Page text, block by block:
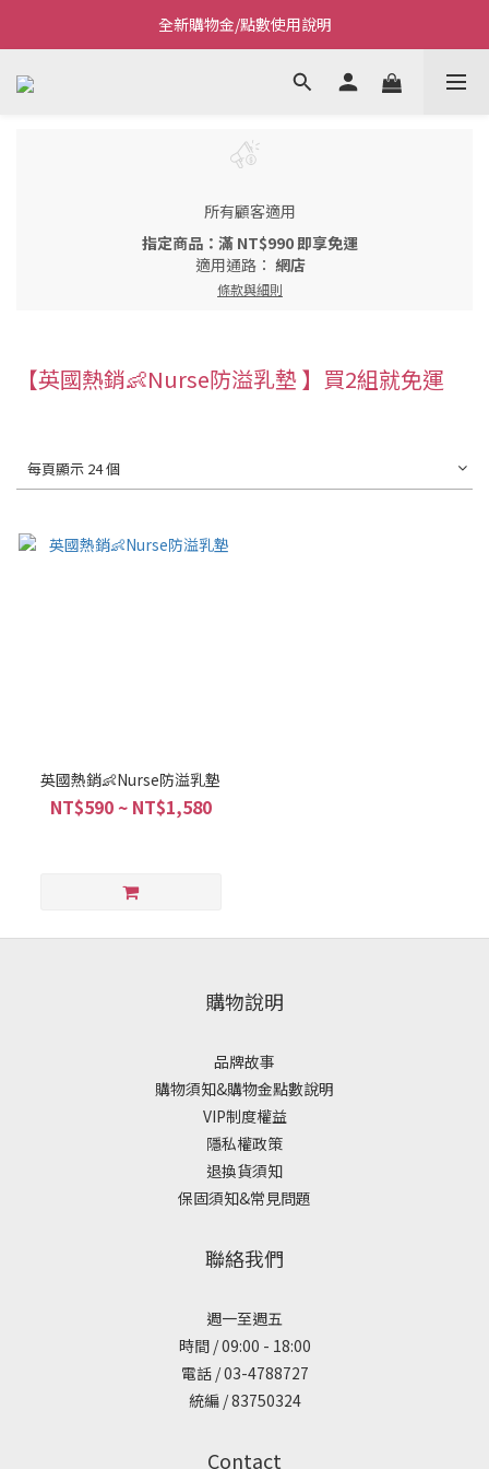
Welcome~私藏生活~
全新購物金/點數使用說明
Welcome~私藏生活~
所有顧客適用
指定商品：滿 NT$990 即享免運
適用通路： 網店
條款與細則
【英國熱銷👶Nurse防溢乳墊 】買2組就免運
每頁顯示 24 個
英國熱銷👶Nurse防溢乳墊
NT$590 ~ NT$1,580
購物說明
品牌故事
購物須知&購物金點數說明
VIP制度權益
隱私權政策
退換貨須知
保固須知&常見問題
聯絡我們
週一至週五
時間 / 09:00 - 18:00
電話 / 03-4788727
統編 / 83750324
Contact